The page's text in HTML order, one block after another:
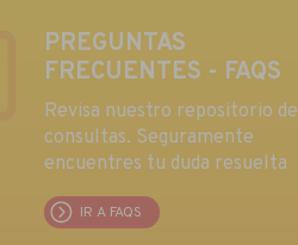
PREGUNTAS
FRECUENTES - FAQS
Revisa nuestro repositorio de
consultas. Seguramente
encuentres tu duda resuelta
IR A FAQS